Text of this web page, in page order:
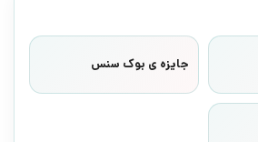
جایزه ی بوک سنس